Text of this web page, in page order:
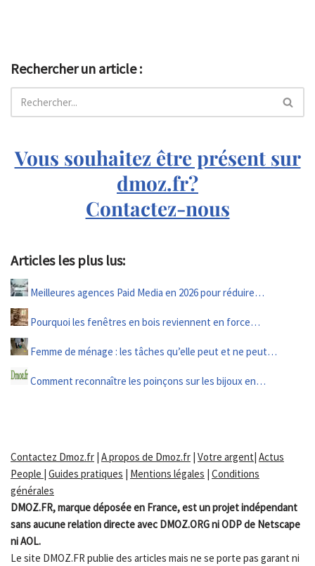
Rechercher un article :
Vous souhaitez être présent sur
dmoz.fr?
Contactez-nous
Articles les plus lus:
Meilleures agences Paid Media en 2026 pour réduire…
Pourquoi les fenêtres en bois reviennent en force…
Femme de ménage : les tâches qu’elle peut et ne peut…
Comment reconnaître les poinçons sur les bijoux en…
Contactez Dmoz.fr | A propos de Dmoz.fr | Votre argent| Actus
People | Guides pratiques | Mentions légales | Conditions
générales
DMOZ.FR, marque déposée en France, est un projet indépendant
sans aucune relation directe avec DMOZ.ORG ni ODP de Netscape
ni AOL.
Le site DMOZ.FR publie des articles mais ne se porte pas garant ni